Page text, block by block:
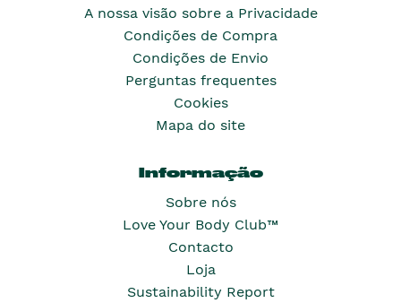
A nossa visão sobre a Privacidade
Condições de Compra
Condições de Envio
Perguntas frequentes
Cookies
Mapa do site
Informação
Sobre nós
Love Your Body Club™
Contacto
Loja
Sustainability Report